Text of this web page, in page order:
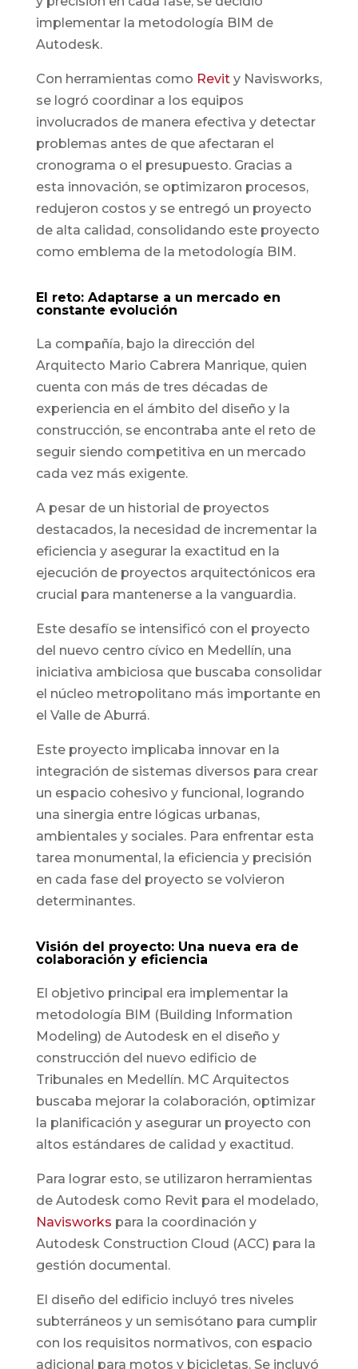
implementar la metodología BIM de
Autodesk.
Con herramientas como Revity Navisworks,
se logró coordinar a los equipos
involucrados de manera efectiva y detectar
problemas antes de que afectaran el
cronograma o el presupuesto. Gracias a
esta innovación, se optimizaron procesos,
redujeron costos y se entregó un proyecto
de alta calidad, consolidando este proyecto
como emblema de la metodología BIM.
El reto: Adaptarse a un mercado en
constante evolución
La compañía, bajo la dirección del
Arquitecto Mario Cabrera Manrique, quien
cuenta con más de tres décadas de
experiencia en el ámbito del diseño y la
construcción, se encontraba ante el reto de
seguir siendo competitiva en un mercado
cada vez más exigente.
A pesar de un historial de proyectos
destacados, la necesidad de incrementar la
eficiencia y asegurar la exactitud en la
ejecución de proyectos arquitectónicos era
crucial para mantenerse a la vanguardia.
Este desafío se intensificó con el proyecto
del nuevo centro cívico en Medellín, una
iniciativa ambiciosa que buscaba consolidar
el núcleo metropolitano más importante en
el Valle de Aburrá.
Este proyecto implicaba innovar en la
integración de sistemas diversos para crear
un espacio cohesivo y funcional, logrando
una sinergia entre lógicas urbanas,
ambientales y sociales. Para enfrentar esta
tarea monumental, la eficiencia y precisión
en cada fase del proyecto se volvieron
determinantes.
Visión del proyecto: Una nueva era de
colaboración y eficiencia
El objetivo principal era implementar la
metodología BIM (Building Information
Modeling) de Autodesk en el diseño y
construcción del nuevo edificio de
Tribunales en Medellín. MC Arquitectos
buscaba mejorar la colaboración, optimizar
la planificación y asegurar un proyecto con
altos estándares de calidad y exactitud.
Para lograr esto, se utilizaron herramientas
de Autodesk como Revit para el modelado,
Navisworks para la coordinación y
Autodesk Construction Cloud (ACC) para la
gestión documental.
El diseño del edificio incluyó tres niveles
subterráneos y un semisótano para cumplir
con los requisitos normativos, con espacio
adicional para motos y bicicletas. Se incluyó